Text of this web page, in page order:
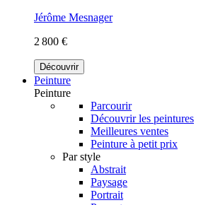
Jérôme Mesnager
2 800 €
Découvrir
Peinture
Peinture
Parcourir
Découvrir les peintures
Meilleures ventes
Peinture à petit prix
Par style
Abstrait
Paysage
Portrait